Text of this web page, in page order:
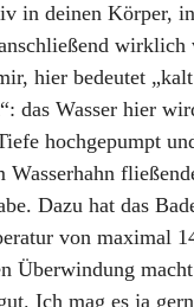
in deinen Körper,
wirklich
hier bedeutet
das Wasser hier
hochgepumpt
Wasserhahn
Dazu hat das
von maximal
Überwindung
Ich mag es ja